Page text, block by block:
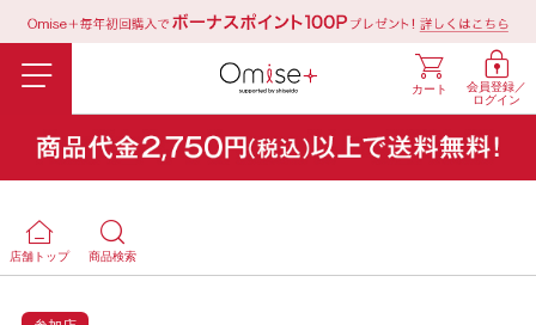
会員登録／
ログイン
カート
店舗トップ 商品検索